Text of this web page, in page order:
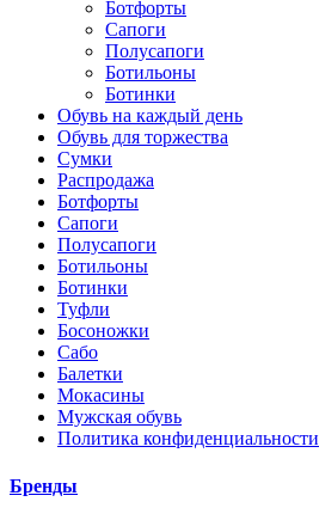
Ботфорты
Сапоги
Полусапоги
Ботильоны
Ботинки
Обувь на каждый день
Обувь для торжества
Сумки
Распродажа
Ботфорты
Сапоги
Полусапоги
Ботильоны
Ботинки
Туфли
Босоножки
Сабо
Балетки
Мокасины
Мужская обувь
Политика конфиденциальности
Бренды